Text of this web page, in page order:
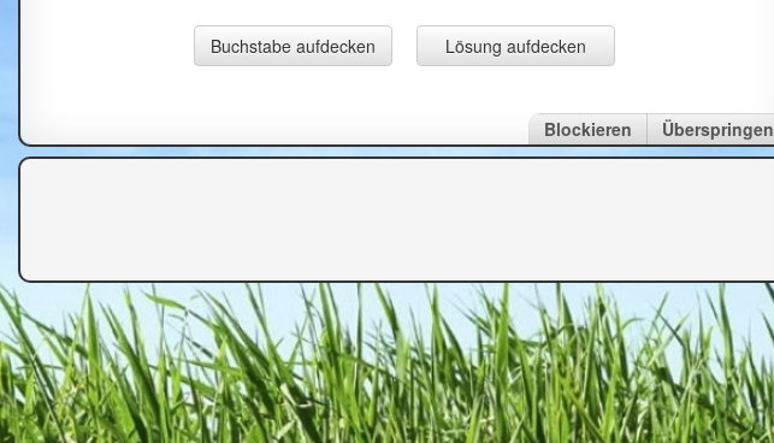
Buchstabe aufdecken Lösung aufdecken
Überspringen
Blockieren